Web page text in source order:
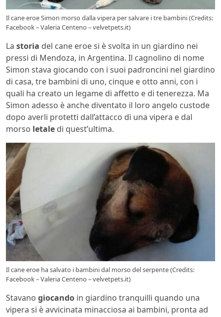
Il cane eroe Simon morso dalla vipera per salvare i tre bambini (Credits:
Facebook – Valeria Centeno – velvetpets.it)
La storia del cane eroe si è svolta in un giardino nei
pressi di Mendoza, in Argentina. Il cagnolino di nome
Simon stava giocando con i suoi padroncini nel giardino
di casa, tre bambini di uno, cinque e otto anni, con i
quali ha creato un legame di affetto e di tenerezza. Ma
Simon adesso è anche diventato il loro angelo custode
dopo averli protetti dall’attacco di una vipera e dal
morso letale di quest’ultima.
Il cane eroe ha salvato i bambini dal morso del serpente (Credits:
Facebook – Valeria Centeno – velvetpets.it)
Stavano giocando in giardino tranquilli quando una
vipera si è avvicinata minacciosa ai bambini, pronta ad